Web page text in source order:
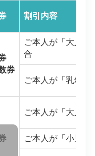
割引内容
券
ご本人が「大人」
合
ご本人が「乳幼児
ご本人が「大人」
ご本人が「小児」